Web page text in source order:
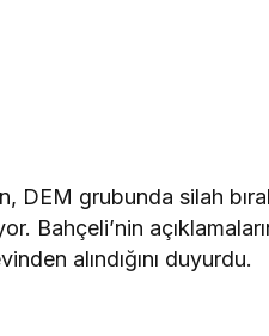
DEM grubunda silah
Bahçeli’nin
alındığını duyurdu.